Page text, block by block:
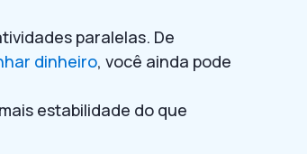
paralelas. De
dinheiro, você ainda pode
estabilidade do que